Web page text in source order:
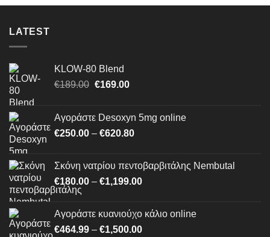
LATEST
KLOW-80 Blend
€189.00 Original
€189.00.
€169.00Η
είναι:
€169.00.
Αγοράστε Desoxyn 5mg online
€250.00 – €620.80Price
through
€620.80
Σκόνη νατρίου πεντοβαρβιτάλης Nembutal
€180.00 – €1,199.00Price
through
€1,199.00
Αγοράστε κυανιούχο κάλιο online
€464.99 – €1,500.00Price